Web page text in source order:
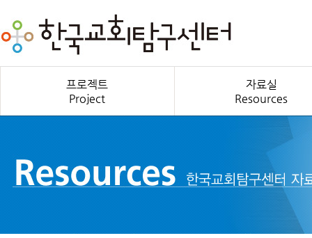
프로젝트
Project
자료실
Resources